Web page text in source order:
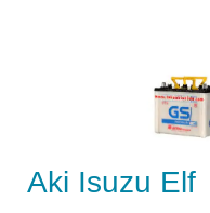
Aki Isuzu Elf